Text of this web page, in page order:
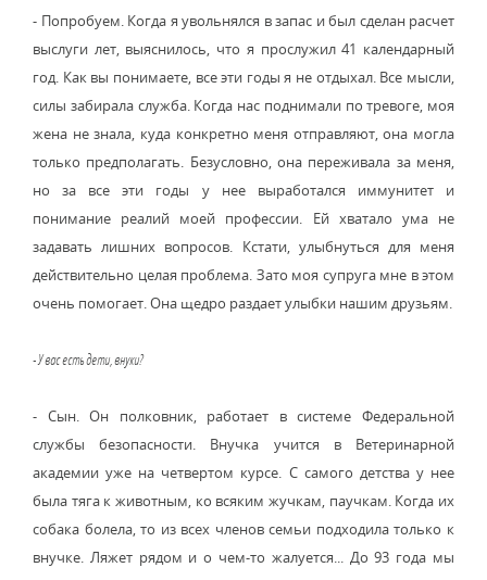
- Попробуем. Когда я увольнялся в запас и был сделан расчет
выслуги лет, выяснилось, что я прослужил 41 календарный
год. Как вы понимаете, все эти годы я не отдыхал. Все мысли,
силы забирала служба. Когда нас поднимали по тревоге, моя
жена не знала, куда конкретно меня отправляют, она могла
только предполагать. Безусловно, она переживала за меня,
но за все эти годы у нее выработался иммунитет и
понимание реалий моей профессии. Ей хватало ума не
задавать лишних вопросов. Кстати, улыбнуться для меня
действительно целая проблема. Зато моя супруга мне в этом
очень помогает. Она щедро раздает улыбки нашим друзьям.
- У вас есть дети, внуки?
- Сын. Он полковник, работает в системе Федеральной
службы безопасности. Внучка учится в Ветеринарной
академии уже на четвертом курсе. С самого детства у нее
была тяга к животным, ко всяким жучкам, паучкам. Когда их
собака болела, то из всех членов семьи подходила только к
внучке. Ляжет рядом и о чем-то жалуется... До 93 года мы